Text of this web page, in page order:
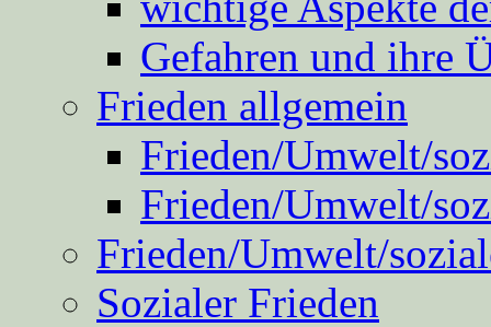
Gefahren und ihre
Frieden allgemein
Frieden/Umwelt/
Frieden/Umwelt/
Frieden/Umwelt/
Sozialer Frieden